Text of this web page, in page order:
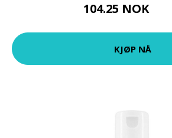
104.25 NOK
KJØP NÅ